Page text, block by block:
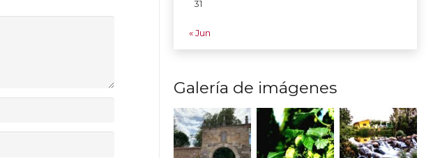
31
« Jun
Galería de imágenes